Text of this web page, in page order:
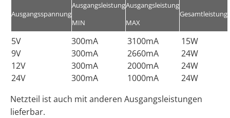
Ausgangsspannung
Ausgangsleistung
MIN
Ausgangsleistung
MAX
Gesamtleistung
5V 300mA 3100mA
15W
9V
300mA 2660mA
24W
12V
300mA 2000mA
24W
24V
300mA 1000mA
24W
Netzteil ist auch mit anderen Ausgangsleistungen
lieferbar.